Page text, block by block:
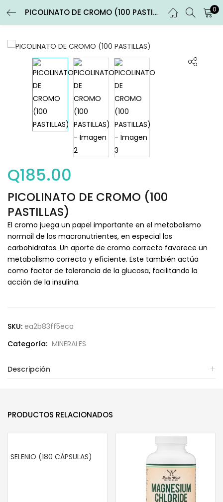
PICOLINATO DE CROMO (100 PASTILLAS) 0
PICOLINATO DE CROMO (100
PASTILLAS)
Q185.00
El cromo juega un papel importante en el metabolismo
normail de los macronutrientes, en especial los
carbohidratos. Un aporte de cromo correcto favorece un
metabolismo correcto y eficiente. Este también actúa
como factor de tolerancia de la glucosa, facilitando la
acción de la insulina.
SKU: ea2b83ff5eca
Categoría: MINERALES
Descripción
PRODUCTOS RELACIONADOS
SELENIO (180 CÁPSULAS)
ENTRAR REGISTRARSE
Introduce tu nombre de usuario y contraseña para iniciar
Recuérdame
Entrar